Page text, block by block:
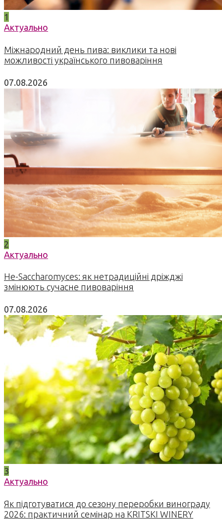
1
Актуально
Міжнародний день пива: виклики та нові
можливості українського пивоваріння
07.08.2026
2
Актуально
Не-Saccharomyces: як нетрадиційні дріжджі
змінюють сучасне пивоваріння
07.08.2026
3
Актуально
Як підготуватися до сезону переробки винограду
2026: практичний семінар на KRITSKI WINERY